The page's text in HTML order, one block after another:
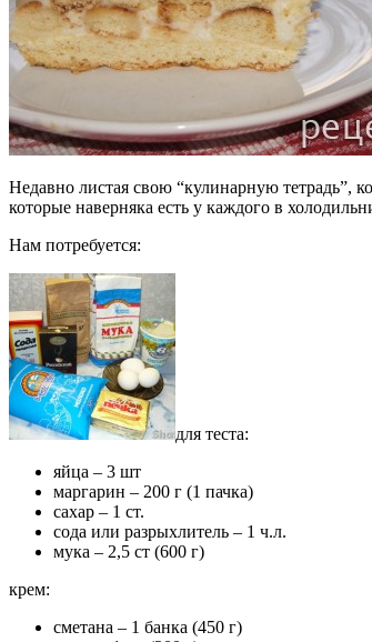
Недавно листая свою “кулинарную тетрадь”,
которые наверняка есть у каждого в
Нам потребуется:
для теста:
яйца – 3 шт
маргарин – 200 г (1 пачка)
сахар – 1 ст.
сода или разрыхлитель – 1 ч.л.
мука – 2,5 ст (600 г)
крем:
сметана – 1 банка (450 г)